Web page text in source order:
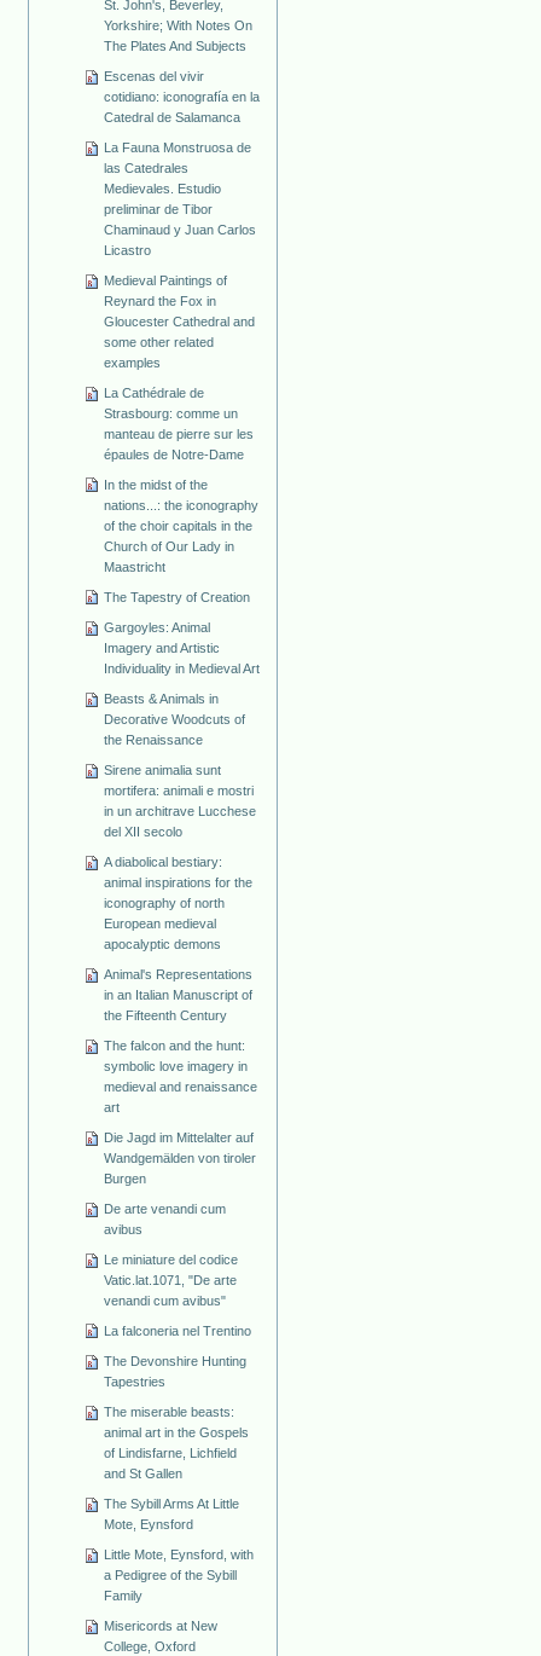
St. John's, Beverley,
Yorkshire; With Notes On
The Plates And Subjects
Escenas del vivir
cotidiano: iconografía en la
Catedral de Salamanca
La Fauna Monstruosa de
las Catedrales
Medievales. Estudio
preliminar de Tibor
Chaminaud y Juan Carlos
Licastro
Medieval Paintings of
Reynard the Fox in
Gloucester Cathedral and
some other related
examples
La Cathédrale de
Strasbourg: comme un
manteau de pierre sur les
épaules de Notre-Dame
In the midst of the
nations...: the iconography
of the choir capitals in the
Church of Our Lady in
Maastricht
The Tapestry of Creation
Gargoyles: Animal
Imagery and Artistic
Individuality in Medieval Art
Beasts & Animals in
Decorative Woodcuts of
the Renaissance
Sirene animalia sunt
mortifera: animali e mostri
in un architrave Lucchese
del XII secolo
A diabolical bestiary:
animal inspirations for the
iconography of north
European medieval
apocalyptic demons
Animal's Representations
in an Italian Manuscript of
the Fifteenth Century
The falcon and the hunt:
symbolic love imagery in
medieval and renaissance
art
Die Jagd im Mittelalter auf
Wandgemälden von tiroler
Burgen
De arte venandi cum
avibus
Le miniature del codice
Vatic.lat.1071, "De arte
venandi cum avibus"
La falconeria nel Trentino
The Devonshire Hunting
Tapestries
The miserable beasts:
animal art in the Gospels
of Lindisfarne, Lichfield
and St Gallen
The Sybill Arms At Little
Mote, Eynsford
Little Mote, Eynsford, with
a Pedigree of the Sybill
Family
Misericords at New
College, Oxford